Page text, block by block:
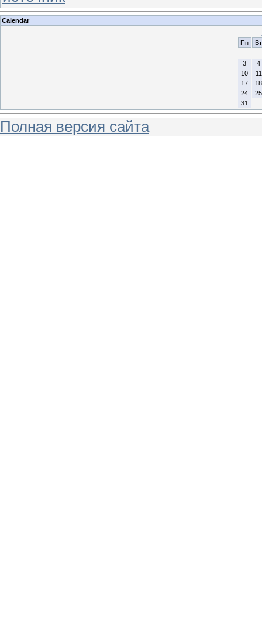
Calendar
Пн
Вт
3
4
10
11
17
18
24
25
31
Полная версия сайта